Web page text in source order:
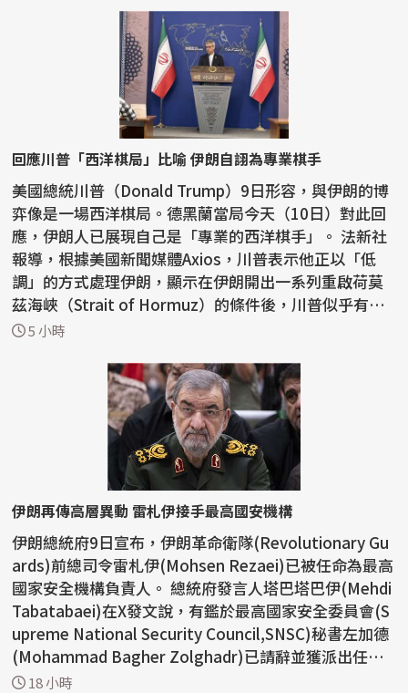
回應川普「西洋棋局」比喻 伊朗自詡為專業棋手
美國總統川普（Donald Trump）9日形容，與伊朗的博
弈像是一場西洋棋局。德黑蘭當局今天（10日）對此回
應，伊朗人已展現自己是「專業的西洋棋手」。 法新社
報導，根據美國新聞媒體Axios，川普表示他正以「低
調」的方式處理伊朗，顯示在伊朗開出一系列重啟荷莫
茲海峽（Strait of Hormuz）的條件後，川普似乎有意
取消...
5 小時
伊朗再傳高層異動 雷札伊接手最高國安機構
伊朗總統府9日宣布，伊朗革命衛隊(Revolutionary Gu
ards)前總司令雷札伊(Mohsen Rezaei)已被任命為最高
國家安全機構負責人。 總統府發言人塔巴塔巴伊(Mehdi
Tabatabaei)在X發文說，有鑑於最高國家安全委員會(S
upreme National Security Council,SNSC)秘書左加德
(Mohammad Bagher Zolghadr)已請辭並獲派出任新
職，總統...
18 小時